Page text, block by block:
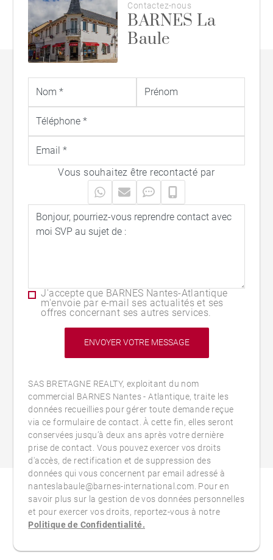
Contactez-nous
BARNES La
Baule
Vous souhaitez être recontacté par
J'accepte que BARNES Nantes-Atlantique
m'envoie par e-mail ses actualités et ses
offres concernant ses autres services.
SAS BRETAGNE REALTY, exploitant du nom
commercial BARNES Nantes - Atlantique, traite les
données recueillies pour gérer toute demande reçue
via ce formulaire de contact. À cette fin, elles seront
conservées jusqu’à deux ans après votre dernière
prise de contact. Vous pouvez exercer vos droits
d'accès, de rectification et de suppression des
données qui vous concernent par email adressé à
nanteslabaule@barnes-international.com. Pour en
savoir plus sur la gestion de vos données personnelles
et pour exercer vos droits, reportez-vous à notre
Politique de Confidentialité.